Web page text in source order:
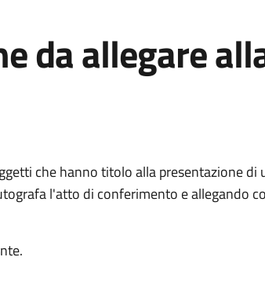
da allegare
che hanno titolo alla presentazione di
l'atto di conferimento e allegando